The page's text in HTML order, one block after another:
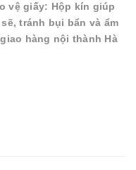
vệ giấy: Hộp kín giúp
tránh bụi bẩn và ẩm
hàng nội thành Hà